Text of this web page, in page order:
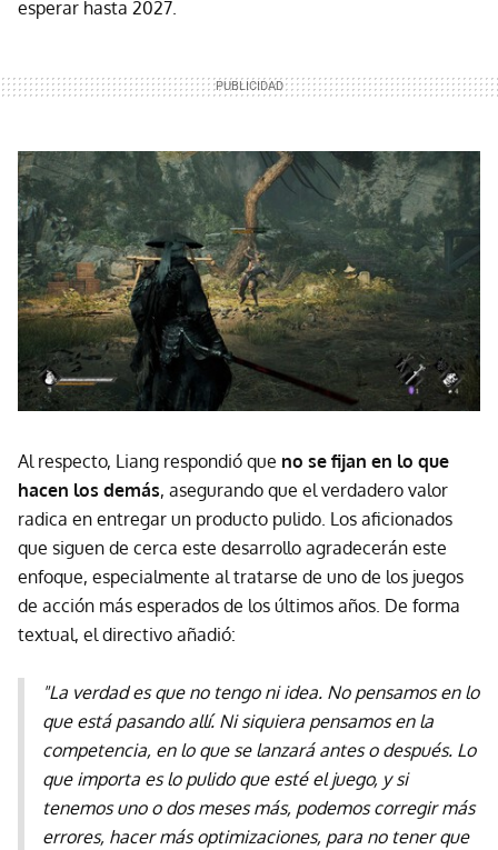
esperar hasta 2027.
Al respecto, Liang respondió que no se fijan en lo que
hacen los demás, asegurando que el verdadero valor
radica en entregar un producto pulido. Los aficionados
que siguen de cerca este desarrollo agradecerán este
enfoque, especialmente al tratarse de uno de los juegos
de acción más esperados de los últimos años. De forma
textual, el directivo añadió:
"La verdad es que no tengo ni idea. No pensamos en lo
que está pasando allí. Ni siquiera pensamos en la
competencia, en lo que se lanzará antes o después. Lo
que importa es lo pulido que esté el juego, y si
tenemos uno o dos meses más, podemos corregir más
errores, hacer más optimizaciones, para no tener que